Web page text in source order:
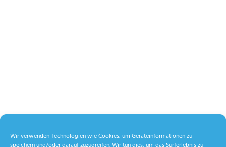
Wir verwenden Technologien wie Cookies, um Geräteinformationen zu